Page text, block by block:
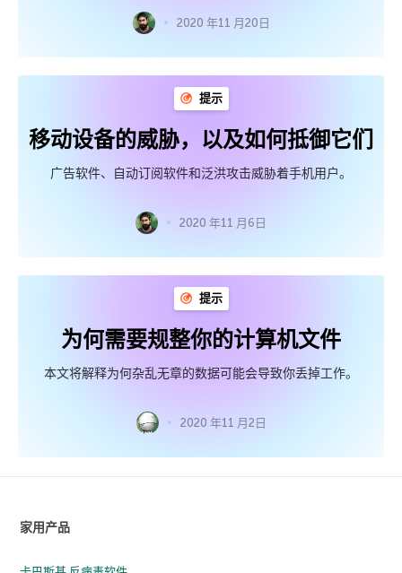
2020 年11 月20日
提示
移动设备的威胁，以及如何抵御它们
广告软件、自动订阅软件和泛洪攻击威胁着手机用户。
2020 年11 月6日
提示
为何需要规整你的计算机文件
本文将解释为何杂乱无章的数据可能会导致你丢掉工作。
2020 年11 月2日
家用产品